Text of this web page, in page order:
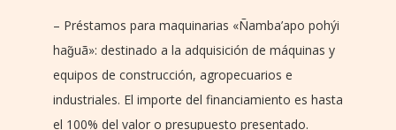
– Préstamos para maquinarias «Ñamba’apo pohýi
hag̃uã»: destinado a la adquisición de máquinas y
equipos de construcción, agropecuarios e
industriales. El importe del financiamiento es hasta
el 100% del valor o presupuesto presentado.